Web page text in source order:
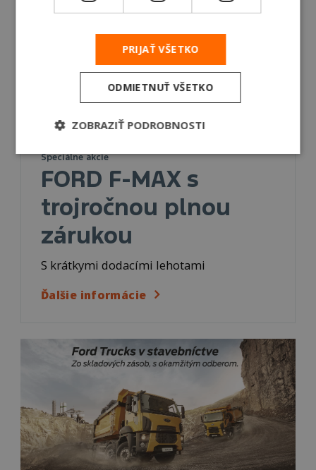
Špeciálne akcie
FORD F-MAX s
trojročnou plnou
zárukou
S krátkymi dodacími lehotami
Ďalšie informácie
PRIJAŤ VŠETKO
ODMIETNUŤ VŠETKO
ZOBRAZIŤ PODROBNOSTI